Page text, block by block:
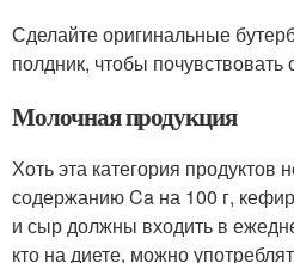
Сделайте оригинальные
полдник, чтобы
Молочная продукция
Хоть эта категория продуктов
содержанию Ca на 100 г,
и сыр должны входить в
кто на диете, можно